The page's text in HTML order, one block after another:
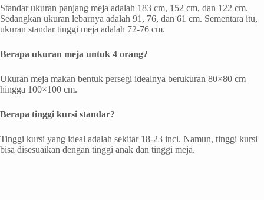
Standar ukuran panjang meja adalah 183 cm, 152 cm, dan 122 cm.
Sedangkan ukuran lebarnya adalah 91, 76, dan 61 cm. Sementara itu,
ukuran standar tinggi meja adalah 72-76 cm.
Berapa ukuran meja untuk 4 orang?
Ukuran meja makan bentuk persegi idealnya berukuran 80×80 cm
hingga 100×100 cm.
Berapa tinggi kursi standar?
Tinggi kursi yang ideal adalah sekitar 18-23 inci. Namun, tinggi kursi
bisa disesuaikan dengan tinggi anak dan tinggi meja.